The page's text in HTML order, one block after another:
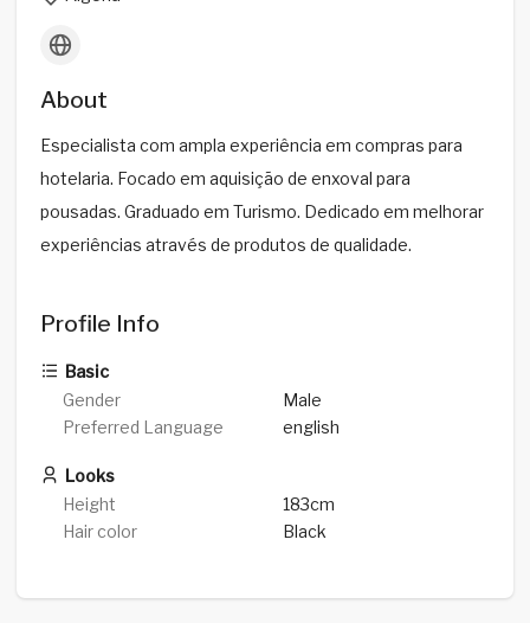
About
Especialista com ampla experiência em compras para
hotelaria. Focado em aquisição de enxoval para
pousadas. Graduado em Turismo. Dedicado em melhorar
experiências através de produtos de qualidade.
Profile Info
Basic
Gender
Male
Preferred Language
english
Looks
Height
183cm
Hair color
Black